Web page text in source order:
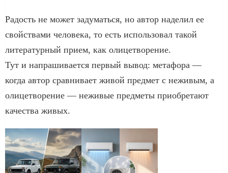
Радость не может задуматься, но автор наделил ее
свойствами человека, то есть использовал такой
литературный прием, как олицетворение.
Тут и напрашивается первый вывод: метафора —
когда автор сравнивает живой предмет с неживым, а
олицетворение — неживые предметы приобретают
качества живых.